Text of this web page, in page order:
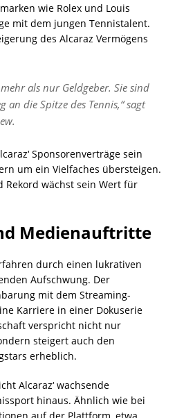
wie Rolex und Louis
mit dem jungen Tennistalent.
des Alcaraz Vermögens
als nur Geldgeber. Sie sind
an die Spitze des Tennis,“ sagt
Sponsorenverträge sein
um ein Vielfaches übersteigen.
wächst sein Wert für
Medienauftritte
durch einen lukrativen
Aufschwung. Der
mit dem Streaming-
Karriere in einer Dokuserie
verspricht nicht nur
steigert auch den
erheblich.
Alcaraz‘ wachsende
hinaus. Ähnlich wie bei